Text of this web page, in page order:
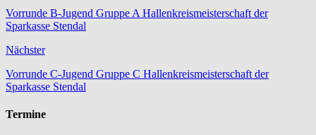
Vorrunde B-Jugend Gruppe A Hallenkreismeisterschaft der
Sparkasse Stendal
Nächster
Vorrunde C-Jugend Gruppe C Hallenkreismeisterschaft der
Sparkasse Stendal
Termine